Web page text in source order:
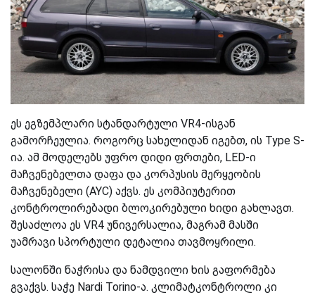
ეს ეგზემპლარი სტანდარტული VR4-ისგან
გამორჩეულია. როგორც სახელიდან იგებთ, ის Type S-
ია. ამ მოდელებს უფრო დიდი ფრთები, LED-ი
მაჩვენებელთა დაფა და კორპუსის მერყეობის
მაჩვენებელი (AYC) აქვს. ეს კომპიუტერით
კონტროლირებადი ბლოკირებული ხიდი გახლავთ.
შესაძლოა ეს VR4 უნივერსალია, მაგრამ მასში
უამრავი სპორტული დეტალია თავმოყრილი.
სალონში ნაჭრისა და ნამდვილი ხის გაფორმება
გვაქვს. საჭე Nardi Torino-ა. კლიმატკონტროლი კი